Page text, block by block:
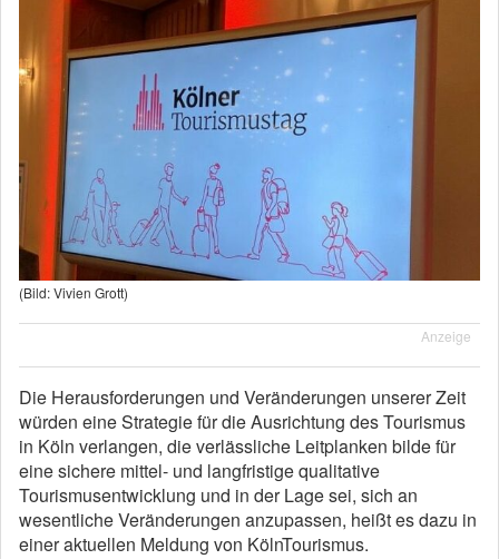
(Bild: Vivien Grott)
Anzeige
Die Herausforderungen und Veränderungen unserer Zeit
würden eine Strategie für die Ausrichtung des Tourismus
in Köln verlangen, die verlässliche Leitplanken bilde für
eine sichere mittel- und langfristige qualitative
Tourismusentwicklung und in der Lage sei, sich an
wesentliche Veränderungen anzupassen, heißt es dazu in
einer aktuellen Meldung von KölnTourismus.